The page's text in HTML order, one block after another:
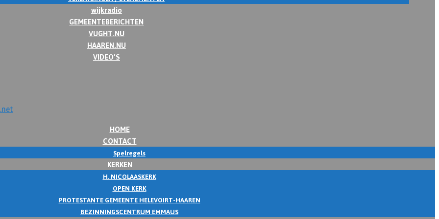
wijkradio
GEMEENTEBERICHTEN
VUGHT.NU
HAAREN.NU
VIDEO’S
HOME
CONTACT
Spelregels
KERKEN
H. NICOLAASKERK
OPEN KERK
PROTESTANTE GEMEENTE HELEVOIRT-HAAREN
BEZINNINGSCENTRUM EMMAUS